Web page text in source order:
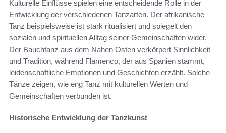
Kulturelle Einflüsse spielen eine entscheidende Rolle in der
Entwicklung der verschiedenen Tanzarten. Der afrikanische
Tanz beispielsweise ist stark ritualisiert und spiegelt den
sozialen und spirituellen Alltag seiner Gemeinschaften wider.
Der Bauchtanz aus dem Nahen Osten verkörpert Sinnlichkeit
und Tradition, während Flamenco, der aus Spanien stammt,
leidenschaftliche Emotionen und Geschichten erzählt. Solche
Tänze zeigen, wie eng Tanz mit kulturellen Werten und
Gemeinschaften verbunden ist.
Historische Entwicklung der Tanzkunst